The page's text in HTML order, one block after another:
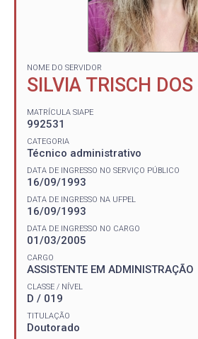
NOME DO SERVIDOR
SILVIA TRISCH
MATRÍCULA SIAPE
992531
CATEGORIA
Técnico administrativo
DATA DE INGRESSO NO SERVIÇO PÚBLICO
16/09/1993
DATA DE INGRESSO NA UFPEL
16/09/1993
DATA DE INGRESSO NO CARGO
01/03/2005
CARGO
ASSISTENTE EM ADMINISTRAÇÃO
CLASSE / NÍVEL
D / 019
TITULAÇÃO
Doutorado